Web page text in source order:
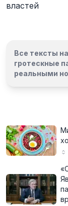
властей
Все тексты
гротескные
реальными